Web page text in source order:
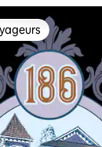
les plus